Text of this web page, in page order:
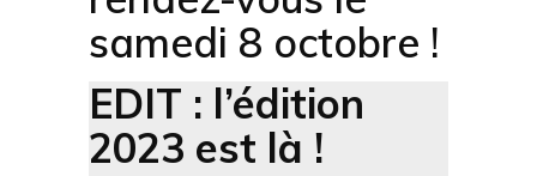
samedi 8 octobre !
EDIT : l’édition
2023 est là !